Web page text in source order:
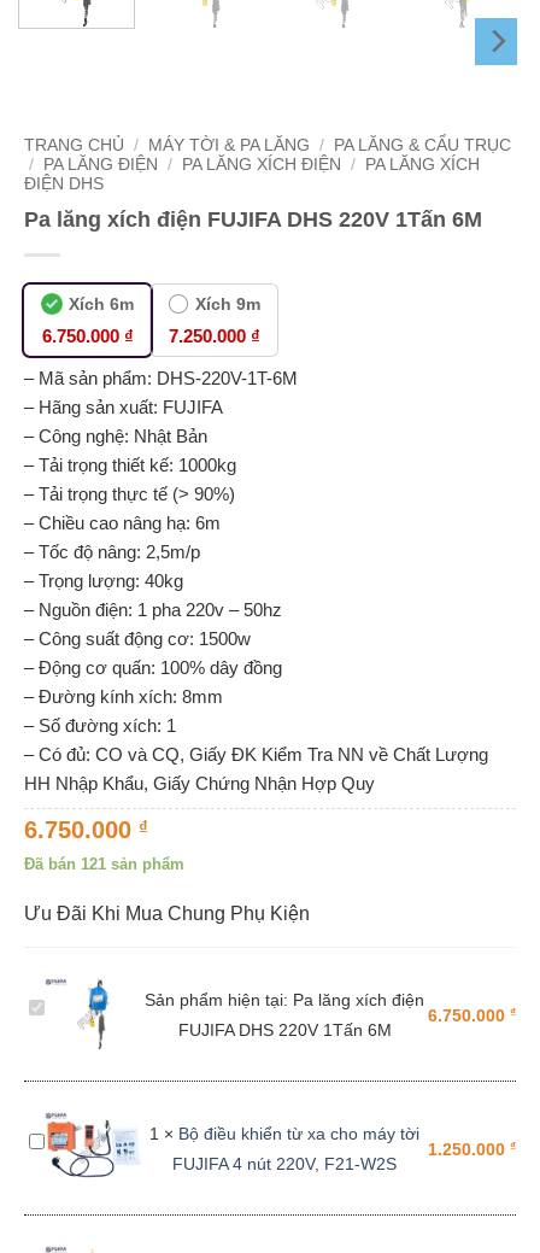
TRANG CHỦ / MÁY TỜI & PA LĂNG /
PA LĂNG & CẨU TRỤC
/
PA LĂNG ĐIỆN / PA LĂNG XÍCH ĐIỆN /
PA LĂNG XÍCH
ĐIỆN DHS
Pa lăng xích điện FUJIFA DHS 220V 1Tấn 6M
Xích 6m
6.750.000 ₫
Xích 9m
7.250.000 ₫
– Mã sản phẩm: DHS-220V-1T-6M
– Hãng sản xuất: FUJIFA
– Công nghệ: Nhật Bản
– Tải trọng thiết kế: 1000kg
– Tải trọng thực tế (> 90%)
– Chiều cao nâng hạ: 6m
– Tốc độ nâng: 2,5m/p
– Trọng lượng: 40kg
– Nguồn điện: 1 pha 220v – 50hz
– Công suất động cơ: 1500w
– Động cơ quấn: 100% dây đồng
– Đường kính xích: 8mm
– Số đường xích: 1
– Có đủ: CO và CQ, Giấy ĐK Kiểm Tra NN về Chất Lượng
HH Nhập Khẩu, Giấy Chứng Nhận Hợp Quy
6.750.000 ₫
Đã bán 121 sản phẩm
Ưu Đãi Khi Mua Chung Phụ Kiện
Pa
FUJIFA
DHS
220V
Sản phẩm hiện tại: Pa lăng xích điện
FUJIFA DHS 220V 1Tấn 6M
6.750.000 ₫
Bộ
điều
1 × Bộ điều khiển từ xa cho máy tời
FUJIFA 4 nút 220V, F21-W2S
1.250.000 ₫